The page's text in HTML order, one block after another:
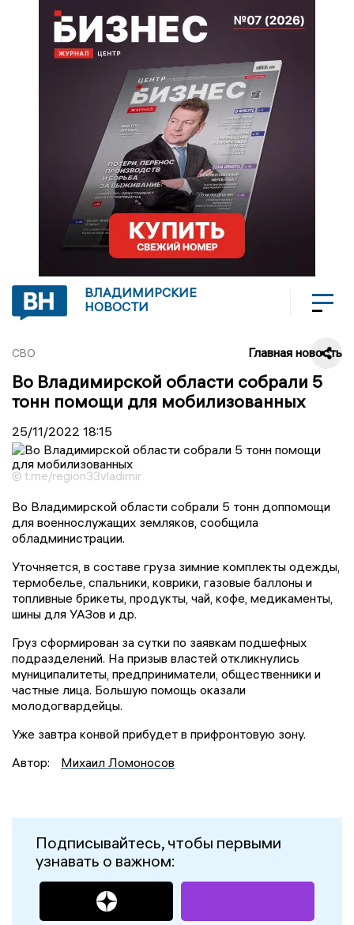
ВЛАДИМИРСКИЕ
НОВОСТИ
СВО Главная новость
Во Владимирской области собрали 5
тонн помощи для мобилизованных
25/11/2022 18:15
© t.me/region33vladimir
Во Владимирской области собрали 5 тонн доппомощи
для военнослужащих земляков, сообщила
обладминистрации.
Уточняется, в составе груза зимние комплекты одежды,
термобелье, спальники, коврики, газовые баллоны и
топливные брикеты, продукты, чай, кофе, медикаменты,
шины для УАЗов и др.
Груз сформирован за сутки по заявкам подшефных
подразделений. На призыв властей откликнулись
муниципалитеты, предприниматели, общественники и
частные лица. Большую помощь оказали
молодогвардейцы.
Уже завтра конвой прибудет в прифронтовую зону.
Автор:
Михаил Ломоносов
Подписывайтесь, чтобы первыми
узнавать о важном: